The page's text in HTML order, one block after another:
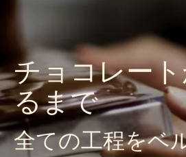
チョコレー
るまで
全ての工程をベ